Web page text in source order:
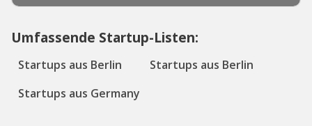
Umfassende Startup-Listen:
Startups aus Berlin
Startups aus Berlin
Startups aus Germany